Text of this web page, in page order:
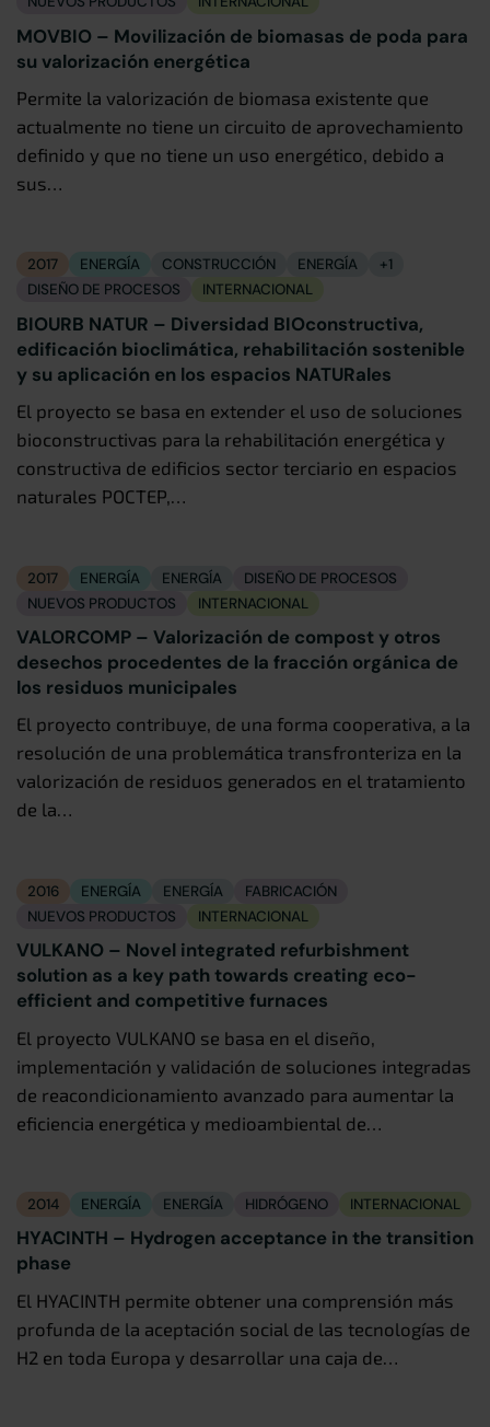
MOVBIO – Movilización de biomasas de poda para
su valorización energética
Permite la valorización de biomasa existente que
actualmente no tiene un circuito de aprovechamiento
definido y que no tiene un uso energético, debido a
sus…
2017 ENERGÍA CONSTRUCCIÓN ENERGÍA
+1
DISEÑO DE PROCESOS
INTERNACIONAL
BIOURB NATUR – Diversidad BIOconstructiva,
edificación bioclimática, rehabilitación sostenible
y su aplicación en los espacios NATURales
El proyecto se basa en extender el uso de soluciones
bioconstructivas para la rehabilitación energética y
constructiva de edificios sector terciario en espacios
naturales POCTEP,…
2017 ENERGÍA ENERGÍA
DISEÑO DE PROCESOS
NUEVOS PRODUCTOS
INTERNACIONAL
VALORCOMP – Valorización de compost y otros
desechos procedentes de la fracción orgánica de
los residuos municipales
El proyecto contribuye, de una forma cooperativa, a la
resolución de una problemática transfronteriza en la
valorización de residuos generados en el tratamiento
de la…
2016 ENERGÍA ENERGÍA
FABRICACIÓN
NUEVOS PRODUCTOS
INTERNACIONAL
VULKANO – Novel integrated refurbishment
solution as a key path towards creating eco-
efficient and competitive furnaces
El proyecto VULKANO se basa en el diseño,
implementación y validación de soluciones integradas
de reacondicionamiento avanzado para aumentar la
eficiencia energética y medioambiental de…
2014 ENERGÍA ENERGÍA HIDRÓGENO INTERNACIONAL
HYACINTH – Hydrogen acceptance in the transition
phase
El HYACINTH permite obtener una comprensión más
profunda de la aceptación social de las tecnologías de
H2 en toda Europa y desarrollar una caja de…